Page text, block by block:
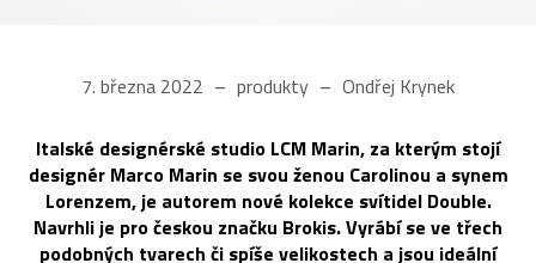
7. března 2022 produkty Ondřej Krynek
Italské designérské studio LCM Marin, za kterým stojí
designér Marco Marin se svou ženou Carolinou a synem
Lorenzem, je autorem nové kolekce svítidel Double.
Navrhli je pro českou značku Brokis. Vyrábí se ve třech
podobných tvarech či spíše velikostech a jsou ideální